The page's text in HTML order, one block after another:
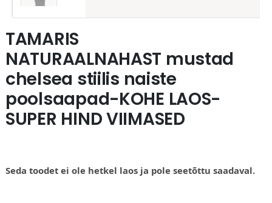
TAMARIS
NATURAALNAHAST mustad
chelsea stiilis naiste
poolsaapad-KOHE LAOS-
SUPER HIND VIIMASED
Seda toodet ei ole hetkel laos ja pole seetõttu saadaval.